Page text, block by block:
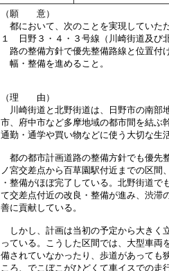
（願 意）
都において、次のことを実現していた
１ 日野３・４・３号線（川崎街道及び
路の整備方針で優先整備路線と位置
幅・整備を進めること。
（理 由）
川崎街道と北野街道は、日野市の南部
市、府中市など多摩地域の都市間を結ぶ
通勤・通学や買い物などに使う大切な生
都の都市計画道路の整備方針でも優先
ノ宮交差点から百草園駅付近までの区間
・整備がほぼ完了している。北野街道
て交差点付近の改良・整備が進み、渋滞
善に貢献している。
しかし、計画は当初の予定から大きく
っている。こうした区間では、大型車両
備されていなかったり、歩道があっても
ころ、でこぼこがひどくて車イスでの走